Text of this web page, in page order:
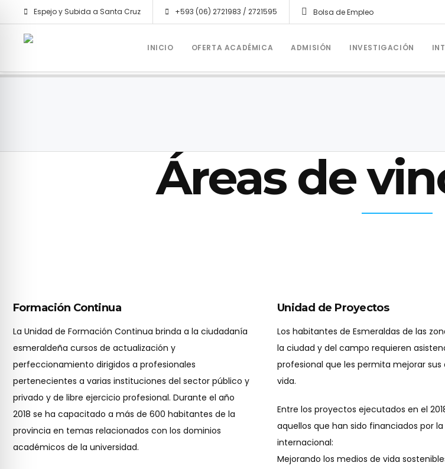
Espejo y Subida a Santa Cruz +593 (06) 2721983 / 2721595 Bolsa de Empleo
INICIO OFERTA ACADÉMICA ADMISIÓN INVESTIGACIÓN
Áreas de
Formación Continua
La Unidad de Formación Continua brinda a la ciudadanía
esmeraldeña cursos de actualización y
perfeccionamiento dirigidos a profesionales
pertenecientes a varias instituciones del sector público y
privado y de libre ejercicio profesional. Durante el año
2018 se ha capacitado a más de 600 habitantes de la
provincia en temas relacionados con los dominios
académicos de la universidad.
Unidad de Proyectos
Los habitantes de Esmeraldas de las
la ciudad y del campo requieren
profesional que les permita mejorar sus
vida.
Entre los proyectos ejecutados en el
aquellos que han sido financiados por
internacional:
Mejorando los medios de vida